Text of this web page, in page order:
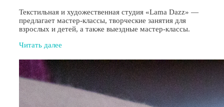
Текстильная и художественная студия «Lama Dazz» —
предлагает мастер-классы, творческие занятия для
взрослых и детей, а также выездные мастер-классы.
Читать далее